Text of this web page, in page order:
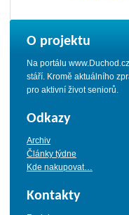
O projektu
Na portálu
stáří. Kromě aktuálního
pro aktivní život seniorů.
Odkazy
Archiv
Články týdne
Kde nakupovat…
Kontakty